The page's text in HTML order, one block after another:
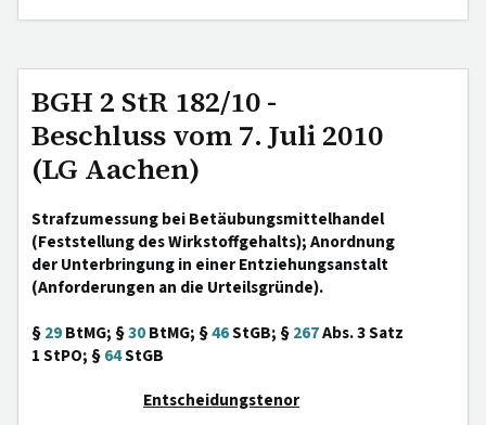
BGH 2 StR 182/10 -
Beschluss vom 7. Juli 2010
(LG Aachen)
Strafzumessung bei Betäubungsmittelhandel
(Feststellung des Wirkstoffgehalts); Anordnung
der Unterbringung in einer Entziehungsanstalt
(Anforderungen an die Urteilsgründe).
§29BtMG; §30BtMG; §46StGB; §267Abs. 3 Satz
1 StPO; §64StGB
Entscheidungstenor